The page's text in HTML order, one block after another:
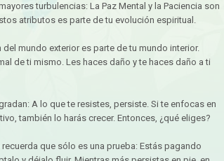
turbulencias: La Paz Mental y la Paciencia son
atributos es parte de tu evolución espiritual.
mundo exterior es parte de tu mundo interior.
de ti mismo. Les haces daño y te haces daño a ti
A lo que te resistes, persiste. Si te enfocas en
también lo harás crecer. Entonces, ¿qué eliges?
que sólo es una prueba: Estás pagando